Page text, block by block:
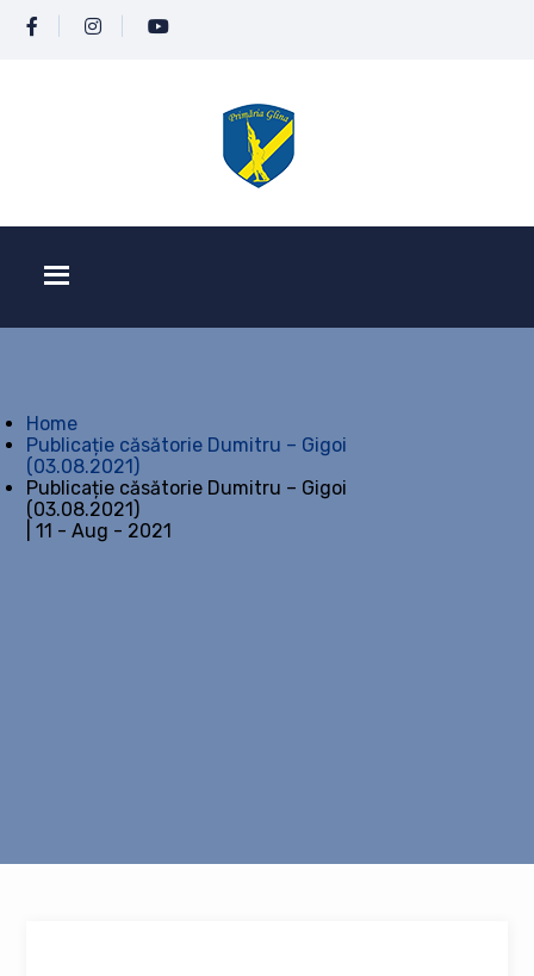
Home
Publicație căsătorie Dumitru – Gigoi
(03.08.2021)
Publicație căsătorie Dumitru – Gigoi
(03.08.2021)
| 11 - Aug - 2021